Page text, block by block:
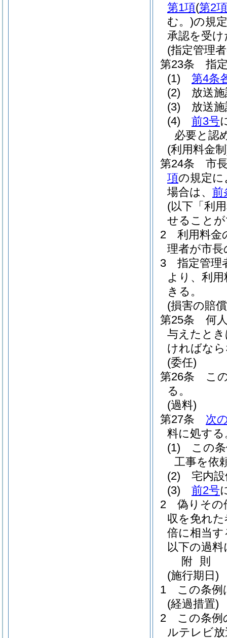
第1項(第2項
む。)の規
承認を受
(指定管理
第23条
指
(1)
第4条
(2)
放送
(3)
放送
(4)
前3号
必要と認
(利用料金
第24条
市
項の規定に
場合は、 前
(以下「利
せること
2
利用料金
理者が市
3
指定管理
より、利
きる。
(損害の賠
第25条
何
与えたと
ければな
(委任)
第26条
こ
る。
(過料)
第27条
次
料に処する
(1)
この
工事を依
(2)
宅内
(3)
前2号
2
偽りその
収を免れ
倍に相当
以下の過
附 則
(施行期日)
1
この条例
(経過措置)
2
この条例
ルテレビ